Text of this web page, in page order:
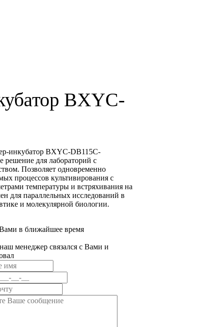
BXYC-
инкубатор BXYC-DB115С-
решение для лабораторий с
Позволяет одновременно
процессов культивирования с
температуры и встряхивания на
для параллельных исследований в
и молекулярной биологии.
в ближайшее время
менеджер связался с Вами и